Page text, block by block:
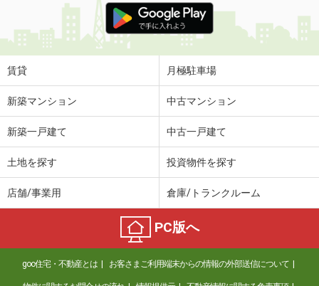
賃貸 月極駐車場
新築マンション 中古マンション
新築一戸建て 中古一戸建て
土地を探す 投資物件を探す
店舗/事業用 倉庫/トランクルーム
PC版へ
goo住宅・不動産とは お客さまご利用端末からの情報の外部送信について